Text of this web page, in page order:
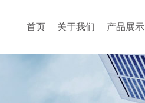
首页 关于我们 产品展示